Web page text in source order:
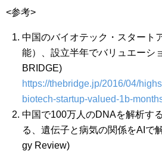
<参考>
中国のバイオテック・スタート
能）、設立半年でバリュエーシ
BRIDGE)
https://thebridge.jp/2016/04/
biotech-startup-valued-1b-
中国で100万人のDNAを解析す
る、遺伝子と病気の関係をAIで
gy Review)